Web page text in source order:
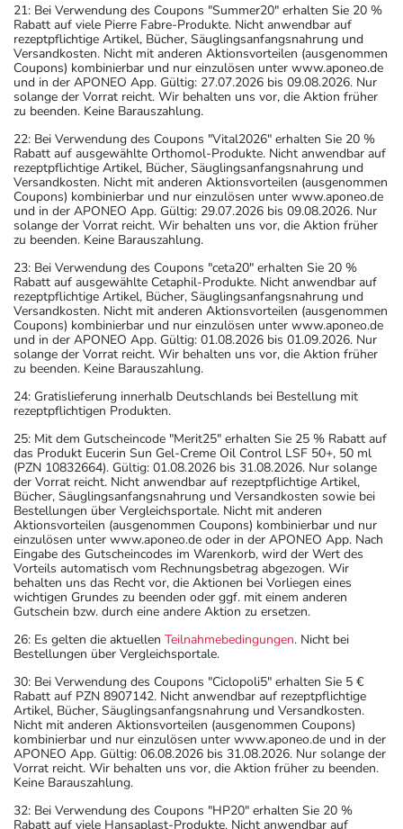
21: Bei Verwendung des Coupons "Summer20" erhalten Sie 20 %
Rabatt auf viele Pierre Fabre-Produkte. Nicht anwendbar auf
rezeptpflichtige Artikel, Bücher, Säuglingsanfangsnahrung und
Versandkosten. Nicht mit anderen Aktionsvorteilen (ausgenommen
Coupons) kombinierbar und nur einzulösen unter www.aponeo.de
und in der APONEO App. Gültig: 27.07.2026 bis 09.08.2026. Nur
solange der Vorrat reicht. Wir behalten uns vor, die Aktion früher
zu beenden. Keine Barauszahlung.
22: Bei Verwendung des Coupons "Vital2026" erhalten Sie 20 %
Rabatt auf ausgewählte Orthomol-Produkte. Nicht anwendbar auf
rezeptpflichtige Artikel, Bücher, Säuglingsanfangsnahrung und
Versandkosten. Nicht mit anderen Aktionsvorteilen (ausgenommen
Coupons) kombinierbar und nur einzulösen unter www.aponeo.de
und in der APONEO App. Gültig: 29.07.2026 bis 09.08.2026. Nur
solange der Vorrat reicht. Wir behalten uns vor, die Aktion früher
zu beenden. Keine Barauszahlung.
23: Bei Verwendung des Coupons "ceta20" erhalten Sie 20 %
Rabatt auf ausgewählte Cetaphil-Produkte. Nicht anwendbar auf
rezeptpflichtige Artikel, Bücher, Säuglingsanfangsnahrung und
Versandkosten. Nicht mit anderen Aktionsvorteilen (ausgenommen
Coupons) kombinierbar und nur einzulösen unter www.aponeo.de
und in der APONEO App. Gültig: 01.08.2026 bis 01.09.2026. Nur
solange der Vorrat reicht. Wir behalten uns vor, die Aktion früher
zu beenden. Keine Barauszahlung.
24: Gratislieferung innerhalb Deutschlands bei Bestellung mit
rezeptpflichtigen Produkten.
25: Mit dem Gutscheincode "Merit25" erhalten Sie 25 % Rabatt auf
das Produkt Eucerin Sun Gel-Creme Oil Control LSF 50+, 50 ml
(PZN 10832664). Gültig: 01.08.2026 bis 31.08.2026. Nur solange
der Vorrat reicht. Nicht anwendbar auf rezeptpflichtige Artikel,
Bücher, Säuglingsanfangsnahrung und Versandkosten sowie bei
Bestellungen über Vergleichsportale. Nicht mit anderen
Aktionsvorteilen (ausgenommen Coupons) kombinierbar und nur
einzulösen unter www.aponeo.de oder in der APONEO App. Nach
Eingabe des Gutscheincodes im Warenkorb, wird der Wert des
Vorteils automatisch vom Rechnungsbetrag abgezogen. Wir
behalten uns das Recht vor, die Aktionen bei Vorliegen eines
wichtigen Grundes zu beenden oder ggf. mit einem anderen
Gutschein bzw. durch eine andere Aktion zu ersetzen.
26: Es gelten die aktuellen Teilnahmebedingungen. Nicht bei
Bestellungen über Vergleichsportale.
30: Bei Verwendung des Coupons "Ciclopoli5" erhalten Sie 5 €
Rabatt auf PZN 8907142. Nicht anwendbar auf rezeptpflichtige
Artikel, Bücher, Säuglingsanfangsnahrung und Versandkosten.
Nicht mit anderen Aktionsvorteilen (ausgenommen Coupons)
kombinierbar und nur einzulösen unter www.aponeo.de und in der
APONEO App. Gültig: 06.08.2026 bis 31.08.2026. Nur solange der
Vorrat reicht. Wir behalten uns vor, die Aktion früher zu beenden.
Keine Barauszahlung.
32: Bei Verwendung des Coupons "HP20" erhalten Sie 20 %
Rabatt auf viele Hansaplast-Produkte. Nicht anwendbar auf